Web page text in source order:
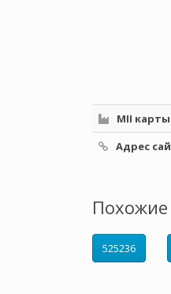
MII карты
Адрес
525236